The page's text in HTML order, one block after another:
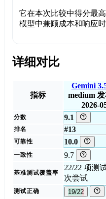
它在本次比较中得分最
模型中兼顾成本和响应时
详细对比
指标
Gemini
medium
2026-
分数 9.1
排名 #13
可靠性 10.0
一致性 9.7
基准测试覆盖率
22/22 项测
次尝试
测试正确 19/22